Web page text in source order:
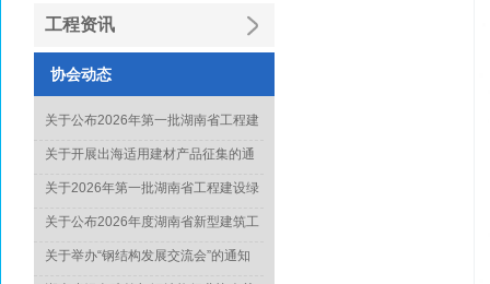
工程资讯
协会动态
关于公布2026年第一批湖南省工程建
设绿色建造行业工法名单的通知
关于开展出海适用建材产品征集的通
知
关于2026年第一批湖南省工程建设绿
色建造行业工法通过名单的公示
关于公布2026年度湖南省新型建筑工
业化项目、技术和产品推广目录库人
关于举办“钢结构发展交流会”的通知